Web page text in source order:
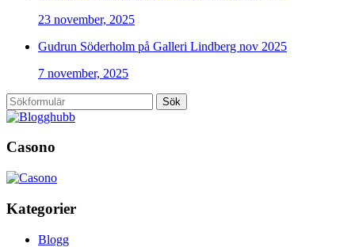
23 november, 2025
Gudrun Söderholm på Galleri Lindberg nov 2025
7 november, 2025
Sök
Casono
Kategorier
Blogg